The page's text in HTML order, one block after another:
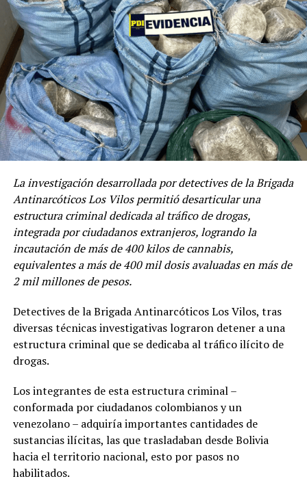
La investigación desarrollada por detectives de la Brigada
Antinarcóticos Los Vilos permitió desarticular una
estructura criminal dedicada al tráfico de drogas,
integrada por ciudadanos extranjeros, logrando la
incautación de más de 400 kilos de cannabis,
equivalentes a más de 400 mil dosis avaluadas en más de
2 mil millones de pesos.
Detectives de la Brigada Antinarcóticos Los Vilos, tras
diversas técnicas investigativas lograron detener a una
estructura criminal que se dedicaba al tráfico ilícito de
drogas.
Los integrantes de esta estructura criminal –
conformada por ciudadanos colombianos y un
venezolano – adquiría importantes cantidades de
sustancias ilícitas, las que trasladaban desde Bolivia
hacia el territorio nacional, esto por pasos no
habilitados.